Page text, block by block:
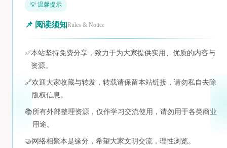
💡 温馨提示
📌 阅读须知Rules & Notice
✅本站坚持免费分享，致力于为大家提供实用、优质的内容与
资源。
🔗欢迎大家收藏与转发，转载请保留本站链接，请勿私自去除
版权信息。
📚所有外部整理资源，仅作学习交流使用，请勿用于各类商业
用途。
🤝 网络相聚本是缘分，希望大家文明交流，理性浏览。